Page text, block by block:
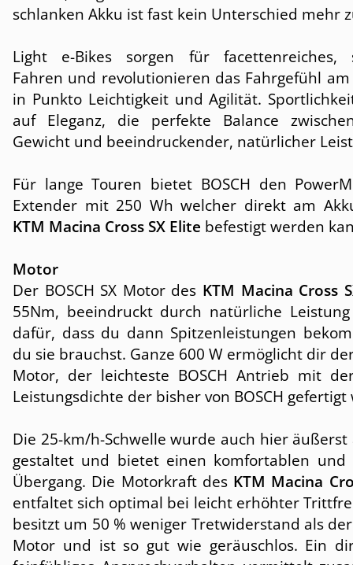
schlanken Akku ist fast kein Unterschied mehr
Light e-Bikes sorgen für facettenreiches,
Fahren und revolutionieren das Fahrgefühl
in Punkto Leichtigkeit und Agilität.
auf Eleganz, die perfekte Balance
Gewicht und beeindruckender, natürlicher
Für lange Touren bietet BOSCH den
Extender mit 250 Wh welcher direkt am
KTM Macina Cross SX Elite befestigt werden
Motor
Der BOSCH SX Motor des KTM Macina Cross
55Nm, beeindruckt durch natürliche
dafür, dass du dann Spitzenleistungen
du sie brauchst. Ganze 600 W ermöglicht dir der
Motor, der leichteste BOSCH Antrieb mit
Leistungsdichte der bisher von BOSCH
Die 25-km/h-Schwelle wurde auch hier
gestaltet und bietet einen komfortablen und
Übergang. Die Motorkraft des KTM Macina
entfaltet sich optimal bei leicht erhöhter
besitzt um 50 % weniger Tretwiderstand als der
Motor und ist so gut wie geräuschlos. Ein